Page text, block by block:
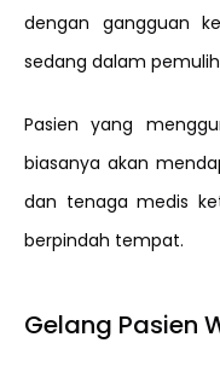
dengan gangguan
sedang dalam
Pasien yang
biasanya akan
dan tenaga medis
berpindah tempat.
Gelang Pasien